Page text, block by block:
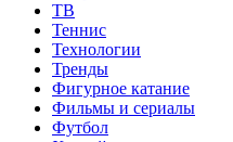
ТВ
Теннис
Технологии
Тренды
Фигурное катание
Фильмы и сериалы
Футбол